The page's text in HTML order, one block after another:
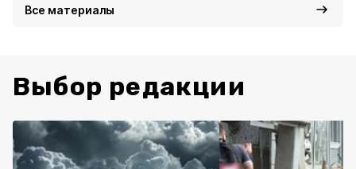
Все материалы
Выбор редакции